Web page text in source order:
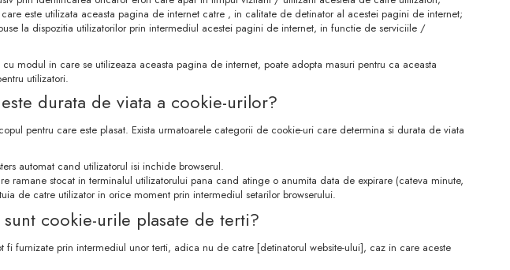
este utilizata aceasta pagina de internet catre , in calitate de detinator al acestei pagini de internet;
la dispozitia utilizatorilor prin intermediul acestei pagini de internet, in functie de serviciile /
modul in care se utilizeaza aceasta pagina de internet, poate adopta masuri pentru ca aceasta
utilizatori.
durata de viata a cookie-urilor?
pentru care este plasat. Exista urmatoarele categorii de cookie-uri care determina si durata de viata
automat cand utilizatorul isi inchide browserul.
ramane stocat in terminalul utilizatorului pana cand atinge o anumita data de expirare (cateva minute,
de catre utilizator in orice moment prin intermediul setarilor browserului.
cookie-urile plasate de terti?
furnizate prin intermediul unor terti, adica nu de catre [detinatorul website-ului], caz in care aceste